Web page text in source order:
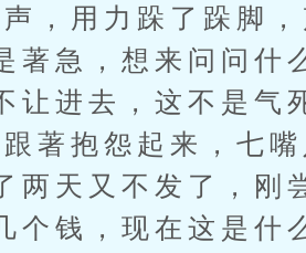
用力跺了跺脚，
急，想来问问什
让进去，这不是气
抱怨起来，七嘴
天又不发了，刚
个钱，现在这是什